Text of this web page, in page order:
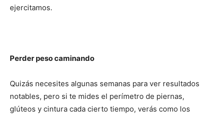
ejercitamos.
Perder peso caminando
Quizás necesites algunas semanas para ver resultados
notables, pero si te mides el perímetro de piernas,
glúteos y cintura cada cierto tiempo, verás como los